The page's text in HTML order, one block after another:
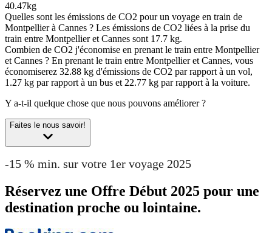
40.47kg
Quelles sont les émissions de CO2 pour un voyage en train de
Montpellier à Cannes ? Les émissions de CO2 liées à la prise du
train entre Montpellier et Cannes sont 17.7 kg.
Combien de CO2 j'économise en prenant le train entre Montpellier
et Cannes ? En prenant le train entre Montpellier et Cannes, vous
économiserez 32.88 kg d'émissions de CO2 par rapport à un vol,
1.27 kg par rapport à un bus et 22.77 kg par rapport à la voiture.
Y a-t-il quelque chose que nous pouvons améliorer ?
Faites le nous savoir!
-15 % min. sur votre 1er voyage 2025
Réservez une Offre Début 2025 pour une
destination proche ou lointaine.